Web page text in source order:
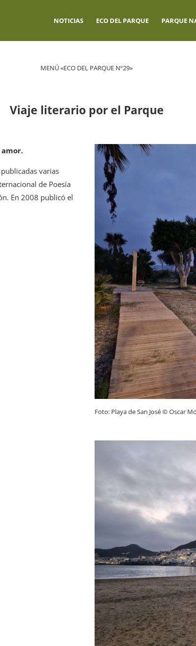
NOTICIAS ECO DEL PARQUE PARQUE
MENÚ «ECO DEL PARQUE Nº29»
Viaje literario por el Parque
varias
de Poesía
En 2008 publicó el
Foto: Playa de San José © Oscar